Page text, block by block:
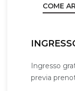
COME
Ingresso
previa